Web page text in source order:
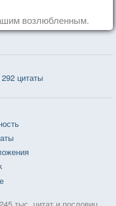
возлюбленным.
цитаты